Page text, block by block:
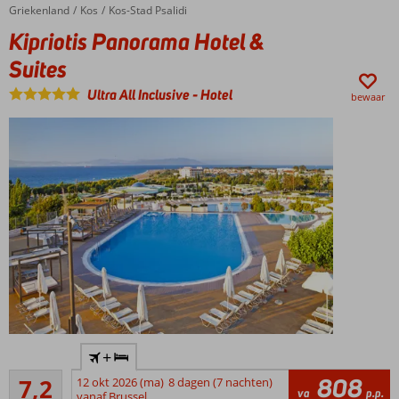
voor jong en
oud
Volpension
ook
mogelijk
Home
Griekenland Kos Kos-Stad Psalidi
Kipriotis Panorama Hotel & Suites
Kipriotis Panorama Hotel &
Suites
Ultra All Inclusive-Hotel bewaar
centrum
7,2
Voldoende/goed
73
+
12 okt 2026 (ma) 8 dagen (7 nachten)
va 808 p.p.